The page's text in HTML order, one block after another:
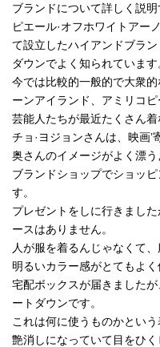
ブランドについて詳しく説
ピエール·オフホワイトアー
て設立したハイアンドブラ
ダウンでよく知られています
今では比較的一般的で大衆
ーンアイランド、アミリコ
芸能人たちが最近たくさん着
チョ·ヨジョンさんは、映画’
奥さんのイメージがよく漂う
ブランドショップでショッ
す。
プレゼントをしに行きまし
ースはありません。
人が服を着るんじゃなくて
明るいカラー感がとてもよく
宅配ボックスが届きました
ートダウンです。
これは何に使うものかという
艶消しになっていて目をひく